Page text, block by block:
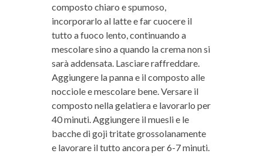
composto chiaro e spumoso,
incorporarlo al latte e far cuocere il
tutto a fuoco lento, continuando a
mescolare sino a quando la crema non si
sarà addensata. Lasciare raffreddare.
Aggiungere la panna e il composto alle
nocciole e mescolare bene. Versare il
composto nella gelatiera e lavorarlo per
40 minuti. Aggiungere il muesli e le
bacche di goji tritate grossolanamente
e lavorare il tutto ancora per 6-7 minuti.